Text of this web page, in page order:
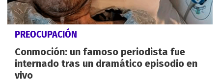
PREOCUPACIÓN
Conmoción: un famoso periodista fue
internado tras un dramático episodio en
vivo